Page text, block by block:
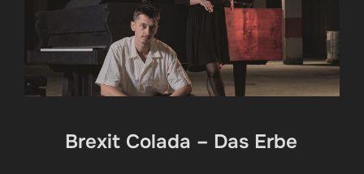
Brexit Colada – Das Erbe